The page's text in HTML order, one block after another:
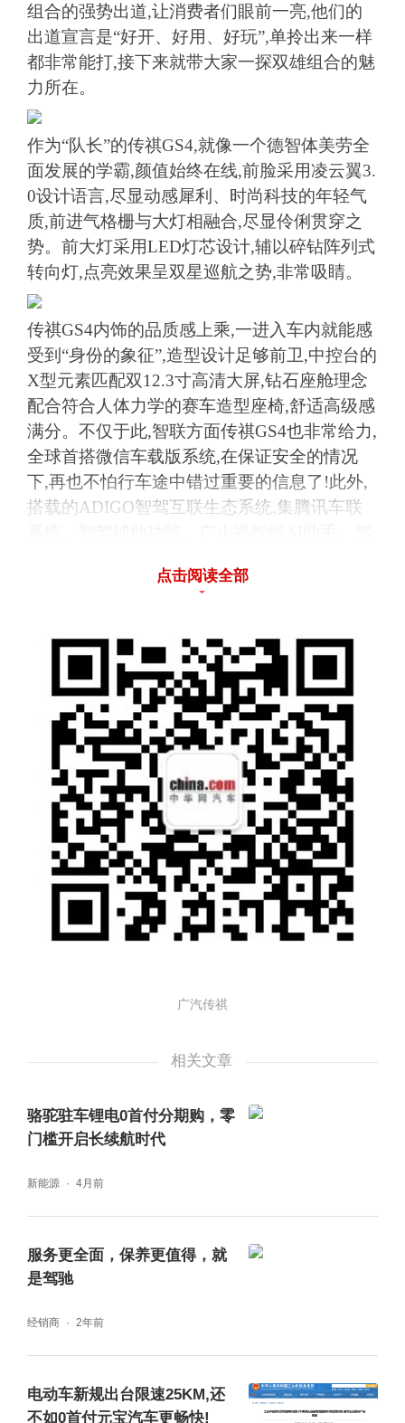
组合的强势出道,让消费者们眼前一亮,他们的
出道宣言是“好开、好用、好玩”,单拎出来一样
都非常能打,接下来就带大家一探双雄组合的魅
力所在。
作为“队长”的传祺GS4,就像一个德智体美劳全
面发展的学霸,颜值始终在线,前脸采用凌云翼3.
0设计语言,尽显动感犀利、时尚科技的年轻气
质,前进气格栅与大灯相融合,尽显伶俐贯穿之
势。前大灯采用LED灯芯设计,辅以碎钻阵列式
转向灯,点亮效果呈双星巡航之势,非常吸睛。
传祺GS4内饰的品质感上乘,一进入车内就能感
受到“身份的象征”,造型设计足够前卫,中控台的
X型元素匹配双12.3寸高清大屏,钻石座舱理念
配合符合人体力学的赛车造型座椅,舒适高级感
满分。不仅于此,智联方面传祺GS4也非常给力,
全球首搭微信车载版系统,在保证安全的情况
下,再也不怕行车途中错过重要的信息了!此外,
搭载的ADIGO智驾互联生态系统,集腾讯车联
更便捷的车行生活。
作为“后浪”的传祺GS4 COUPE,无疑是组合里
的潮酷担当,它酷劲十足,让人过目难忘。“闪电
翼”的前脸设计,配合双模组悬浮LED大灯,黑夜
中如“十万伏特电眼”般,魅惑十足;尾灯以箭羽为
设计灵感,亮起时犹如犀利的光箭头穿过夜空,
加上下方双排气管,运动性能爆表;值得一提的
是,溜背型设计以及0.29级超低风阻,给你驭风前
行的快感;加上其搭载的ADIGO智驾互联生态
系统,为你提供最hot、最in的车联生活。
极致的驾控性能也是传祺GS4 COUPE的一大
亮点,1.5T GDI高压直喷发动机搭载7WDCT变
7.9m,紧急状况也能从容应对;其次,碰撞安全性
全方位高能保护驾乘者的安全。传祺GS4 COU
高,你值得拥有!
能满足你的全部幻想!以硬核风格著称的传祺G
S8家族,能提供强大的安全感,征服全地形的同
时也能妥妥地征服你。
传祺GS8“硬派”的外观给人一种视觉冲击和震
撼,辨识度极佳,但是它虽然外表硬朗,内心却非
常柔软,车内简洁优雅的布局和高档细腻的材质
相结合,塑造出环抱式精致的豪华氛围;大格局7
点击阅读全部
广汽传祺
相关文章
骆驼驻车锂电0首付分期购，零
门槛开启长续航时代
新能源 4月前
服务更全面，保养更值得，就
是驾驰
经销商 2年前
电动车新规出台限速25KM,还
不如0首付元宝汽车更畅快!